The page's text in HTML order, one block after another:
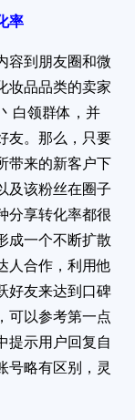
率
容到朋友圈和微
妆品品类的卖家
白领群体，并
友。那么，只要
带来的新客户下
及该粉丝在圈子
分享转化率都很
成一个不断扩散
人合作，利用他
好友来达到口碑
可以参考第一点
提示用户回复自
号略有区别，灵